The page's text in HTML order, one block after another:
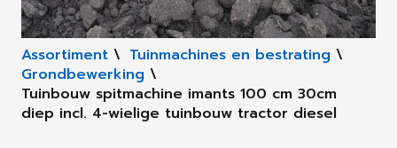
Assortiment \ Tuinmachines en bestrating \
Grondbewerking \
Tuinbouw spitmachine imants 100 cm 30cm
diep incl. 4-wielige tuinbouw tractor diesel